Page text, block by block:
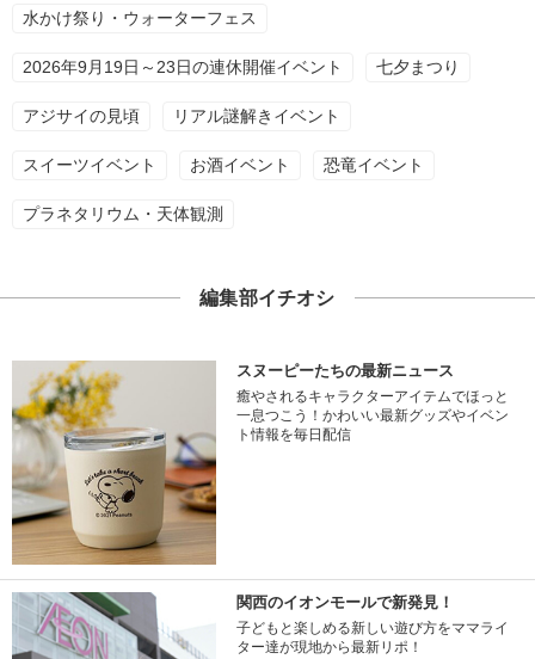
水かけ祭り・ウォーターフェス
2026年9月19日～23日の連休開催イベント 七夕まつり
アジサイの見頃 リアル謎解きイベント
スイーツイベント お酒イベント 恐竜イベント
プラネタリウム・天体観測
編集部イチオシ
スヌーピーたちの最新ニュース
癒やされるキャラクターアイテムでほっと
一息つこう！かわいい最新グッズやイベン
ト情報を毎日配信
関西のイオンモールで新発見！
子どもと楽しめる新しい遊び方をママライ
ター達が現地から最新リポ！